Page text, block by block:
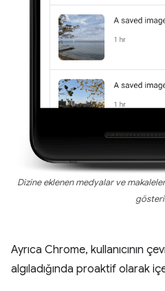
Dizine eklenen medyalar ve
Ayrıca Chrome, kullanıcının
algıladığında proaktif olarak